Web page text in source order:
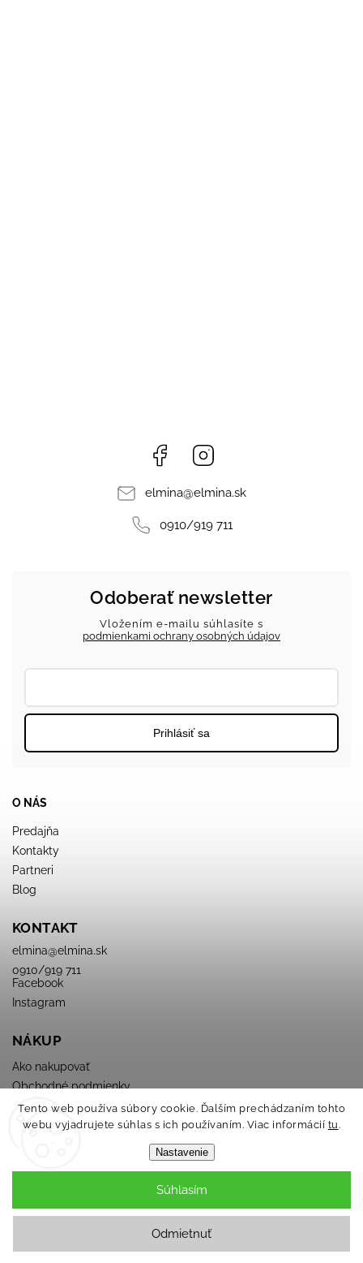
Tento web používa súbory cookie. Ďalším prechádzaním tohto
webu vyjadrujete súhlas s ich používaním. Viac informácií tu.
Nastavenie
Odmietnuť
Súhlasím
Facebook
elmina@elmina.sk
0910/919 711
O NÁS
Predajňa
Kontakty
Partneri
Blog
KONTAKT
elmina@elmina.sk
0910/919 711
Facebook
Instagram
NÁKUP
Ako nakupovať
Obchodné podmienky
Podmienky ochrany osobných údajov
Odoberať newsletter
Vložením e-mailu súhlasíte s
podmienkami ochrany osobných údajov
Prihlásiť sa
Copyright 2026ELMINA. Všetky práva vyhradené.